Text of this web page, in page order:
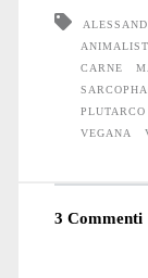
CARNE
VEGANA
3 Commenti